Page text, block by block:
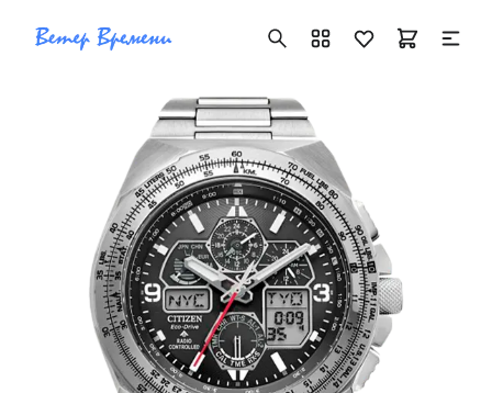
+7 ( 705 ) 181-42-50
info@vetervremeni.kz
Авторизация
Каталог